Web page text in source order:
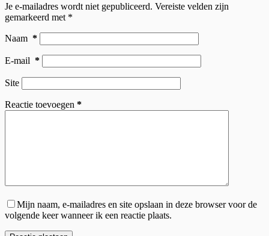
Je e-mailadres wordt niet gepubliceerd. Vereiste velden zijn
gemarkeerd met *
Naam *
E-mail *
Site
Reactie toevoegen *
Mijn naam, e-mailadres en site opslaan in deze browser voor de
volgende keer wanneer ik een reactie plaats.